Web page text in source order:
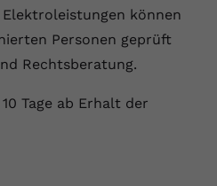
können
Personen geprüft
Rechtsberatung.
Tage ab Erhalt der